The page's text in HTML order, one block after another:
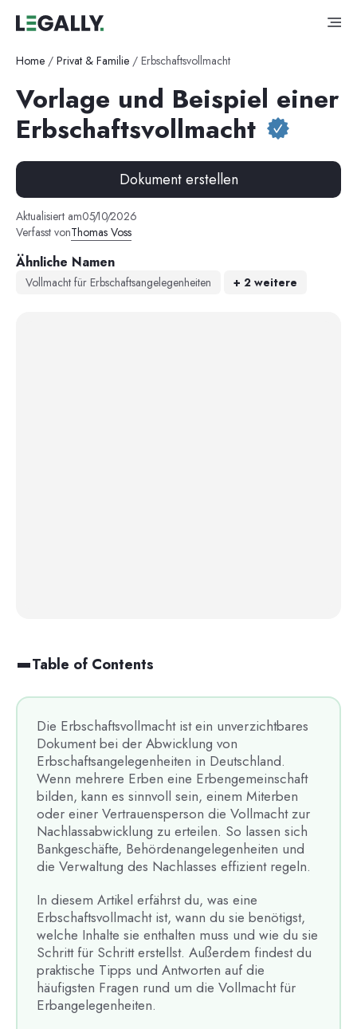
Home / Privat & Familie / Erbschaftsvollmacht
Vorlage und Beispiel einer
Erbschaftsvollmacht
Dokument erstellen
Aktualisiert am05/10/2026
Verfasst vonThomas Voss
Ähnliche Namen
Vollmacht für Erbschaftsangelegenheiten + 2 weitere
Die Erbschaftsvollmacht ist ein unverzichtbares
Dokument bei der Abwicklung von
Erbschaftsangelegenheiten in Deutschland.
Wenn mehrere Erben eine Erbengemeinschaft
bilden, kann es sinnvoll sein, einem Miterben
oder einer Vertrauensperson die Vollmacht zur
Nachlassabwicklung zu erteilen. So lassen sich
Bankgeschäfte, Behördenangelegenheiten und
die Verwaltung des Nachlasses effizient regeln.
In diesem Artikel erfährst du, was eine
Erbschaftsvollmacht ist, wann du sie benötigst,
welche Inhalte sie enthalten muss und wie du sie
Schritt für Schritt erstellst. Außerdem findest du
praktische Tipps und Antworten auf die
häufigsten Fragen rund um die Vollmacht für
Erbangelegenheiten.
Table of Contents